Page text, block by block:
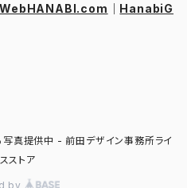
WebHANABI.com
HanabiG
写真提供中 - 前田デザイン事務所ライ
ストア
by